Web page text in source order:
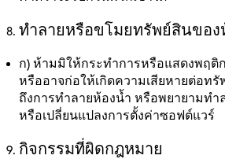
ทำลายหรือขโมยทรัพย์สินของ
ก) ห้ามมิให้กระทำการหรือแสดงพฤติ
หรืออาจก่อให้เกิดความเสียหายต่อท
ถึงการทำลายห้องน้ำ หรือพยายามท
หรือเปลี่ยนแปลงการตั้งค่าซอฟต์แวร์
กิจกรรมที่ผิดกฎหมาย